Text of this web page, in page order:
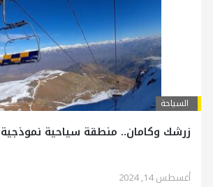
السياحة
زرشك وكامان.. منطقة سياحية نموذجية
أغسطس 14, 2024